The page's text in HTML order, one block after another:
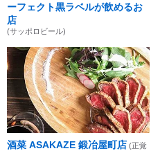
ーフェクト黒ラベルが飲めるお
店
(サッポロビール)
酒菜 ASAKAZE 鍛冶屋町店 (正覚